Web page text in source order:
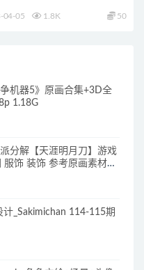
04-05 1.8K 50
机器5》原画合集+3D全
1.18G
分解【天涯明月刀】游戏
服饰 装饰 参考原画素材
计_Sakimichan 114-115期